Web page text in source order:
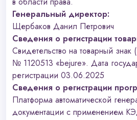
Генеральный директор:
Щербаков Данил Петрович
Сведения о регистрации
Свидетельство на товарный знак
№ 1120513 «bejure». Дата
регистрации 03.06.2025
Сведения о регистрации
Платформа автоматической
документации с применением